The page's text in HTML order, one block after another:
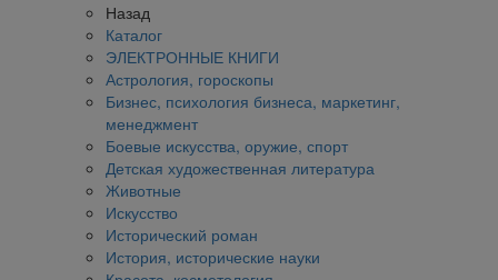
Назад
Каталог
ЭЛЕКТРОННЫЕ КНИГИ
Астрология, гороскопы
Бизнес, психология бизнеса, маркетинг,
менеджмент
Боевые искусства, оружие, спорт
Детская художественная литература
Животные
Искусство
Исторический роман
История, исторические науки